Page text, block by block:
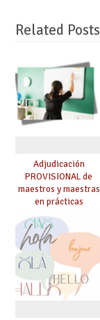
Related Posts
Adjudicación
PROVISIONAL de
maestros y maestras
en prácticas